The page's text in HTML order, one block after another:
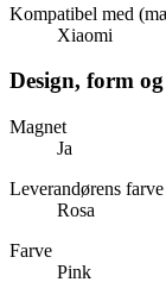
Kompatibel med
Xiaomi
Design, form
Magnet
Ja
Leverandørens farve
Rosa
Farve
Pink